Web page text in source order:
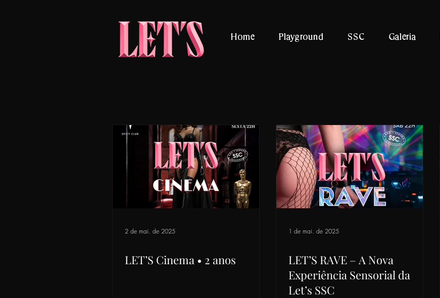
Home Playground SSC Galeria
2 de mai. de 2025
LET’S Cinema • 2 anos
1 de mai. de 2025
LET’S RAVE – A Nova
Experiência Sensorial da
Let’s SSC